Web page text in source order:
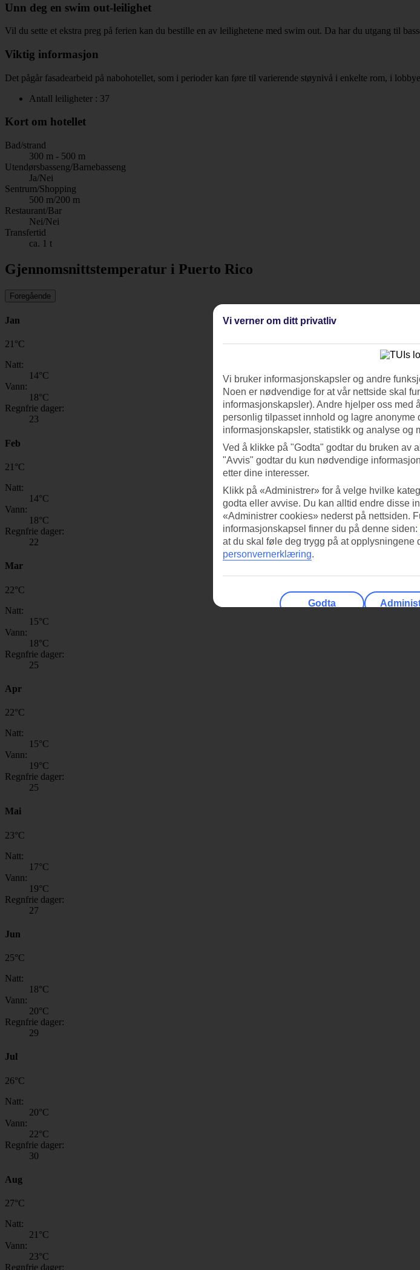
Unn deg en swim out-leilighet
Vil du sette et ekstra preg på ferien kan du bestille en av leilighetene med swim out. Da har du utgang til
Viktig informasjon
Det pågår fasadearbeid på nabohotellet, som i perioder kan føre til varierende støynivå i enkelte rom, i
Antall leiligheter : 37
Kort om hotellet
Bad/strand
300 m - 500 m
Utendørsbasseng/Barnebasseng
Ja/Nei
Sentrum/Shopping
500 m/200 m
Restaurant/Bar
Nei/Nei
Transfertid
ca. 1 t
Gjennomsnittstemperatur i Puerto Rico
Foregående
Jan
21°C
Natt:
14°C
Vann:
18°C
Regnfrie dager:
23
Feb
21 °C
Natt:
14°C
Vann:
18°C
Regnfrie dager:
22
Mar
22°C
Natt:
15°C
Vann:
18°C
Regnfrie dager:
25
Apr
22°C
Natt:
15°C
Vann:
19°C
Regnfrie dager:
25
Mai
23°C
Natt:
17°C
Vann:
19°C
Regnfrie dager:
27
Jun
25°C
Natt:
18°C
Vann:
20°C
Regnfrie dager:
29
Jul
26°C
Natt:
20°C
Vann:
22°C
Regnfrie dager:
30
Aug
27°C
Natt:
21 °C
Vann:
23°C
Regnfrie dager:
Vi verner om ditt privatliv
Vi bruker informasjonskapsler og andre
Noen er nødvendige for at vår nettside skal
informasjonskapsler). Andre hjelper oss med
personlig tilpasset innhold og lagre anonyme
informasjonskapsler, statistikk og analyse og
Ved å klikke på "Godta" godtar du bruken av
"Avvis" godtar du kun nødvendige
etter dine interesser.
Klikk på «Administrer» for å velge hvilke
godta eller avvise. Du kan alltid endre disse
«Administrer cookies» nederst på nettsiden.
informasjonskapsel finner du på denne siden:
at du skal føle deg trygg på at opplysningene
personvernerklæring.
Godta